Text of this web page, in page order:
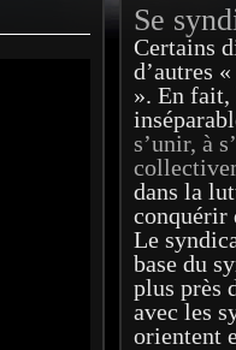
Se
Certains
d’autres
». En fait,
s’unir, à
dans la
conquérir
Le
base du
plus près
avec les
orientent